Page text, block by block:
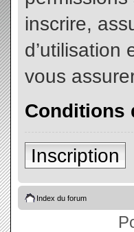
inscrire,
d’utilisation
vous
Conditions
Inscription
Index du forum